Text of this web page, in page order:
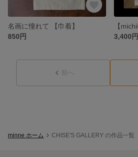
名画に憧れて 【巾着】
850円
3,400円
前へ
minne ホーム CHISE'S GALLERY の作品一覧